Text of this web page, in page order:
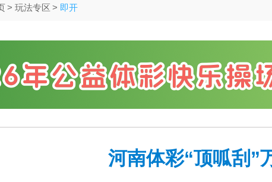
玩法专区 即开
河南体彩“顶呱刮”